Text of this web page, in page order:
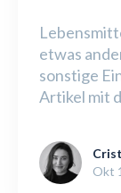
etwas
sonstige
Artikel mit
Okt